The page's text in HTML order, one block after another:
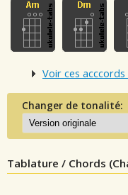
Voir ces
Changer de tonalité:
Tablature / Chords